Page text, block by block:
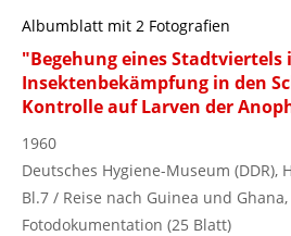
Albumblatt mit 2 Fotografien
"Begehung eines Stadtviertels
Insektenbekämpfung in den
Kontrolle auf Larven der
1960
Deutsches Hygiene-Museum (DDR),
Bl.7 / Reise nach Guinea und
Fotodokumentation (25 Blatt)